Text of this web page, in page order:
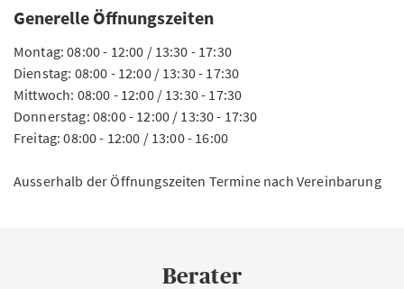
Generelle Öffnungszeiten
Montag: 08:00 - 12:00 / 13:30 - 17:30
Dienstag: 08:00 - 12:00 / 13:30 - 17:30
Mittwoch: 08:00 - 12:00 / 13:30 - 17:30
Donnerstag: 08:00 - 12:00 / 13:30 - 17:30
Freitag: 08:00 - 12:00 / 13:00 - 16:00
Ausserhalb der Öffnungszeiten Termine nach Vereinbarung
Berater